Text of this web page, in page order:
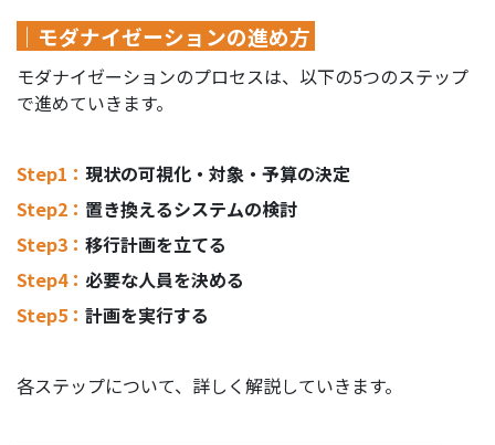
｜モダナイゼーションの進め方
モダナイゼーションのプロセスは、以下の5つのステップ
で進めていきます。
Step1： 現状の可視化・対象・予算の決定
Step2： 置き換えるシステムの検討
Step3： 移行計画を立てる
Step4： 必要な人員を決める
Step5： 計画を実行する
各ステップについて、詳しく解説していきます。